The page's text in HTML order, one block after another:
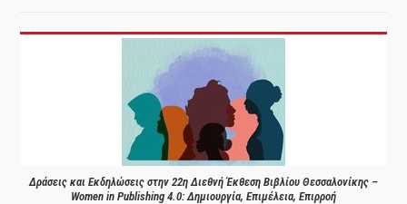
Δράσεις και Εκδηλώσεις στην 22η Διεθνή Έκθεση Βιβλίου Θεσσαλονίκης –
Women in Publishing 4.0: Δημιουργία, Επιμέλεια, Επιρροή